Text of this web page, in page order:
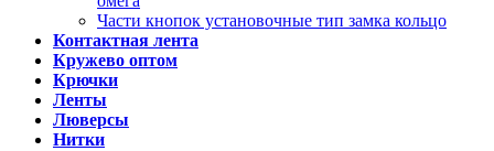
Части кнопок установочные тип замка кольцо
Контактная лента
Кружево оптом
Крючки
Ленты
Люверсы
Нитки